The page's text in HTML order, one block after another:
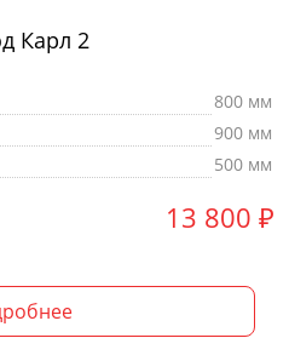
Карл 2
800 мм
900 мм
500 мм
13 800 ₽